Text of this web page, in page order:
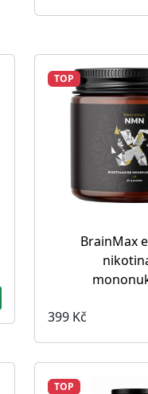
TOP
BrainMax
399 Kč
TOP